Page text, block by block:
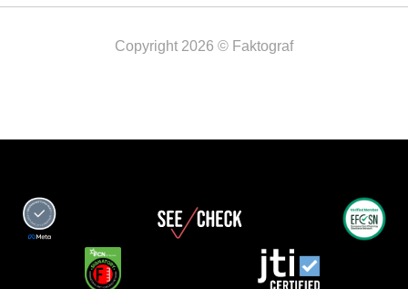
Copyright 2026 © Faktograf